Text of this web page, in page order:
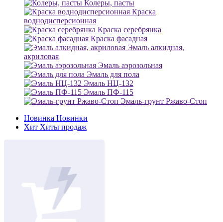
Колеры, пасты
Краска
воднодисперсионная
Краска серебрянка
Краска фасадная
Эмаль алкидная,
акриловая
Эмаль аэрозольная
Эмаль для пола
Эмаль НЦ-132
Эмаль ПФ-115
Эмаль-грунт Ржаво-Стоп
Новинка Новинки
Хит Хиты продаж